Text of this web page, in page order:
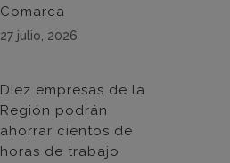
Comarca
27 julio, 2026
Diez empresas de la
Región podrán
ahorrar cientos de
horas de trabajo